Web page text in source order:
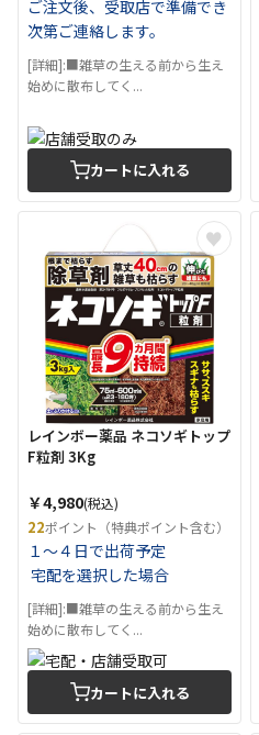
ご注文後、受取店で準備でき
次第ご連絡します。
[詳細]:■雑草の生える前から生え
始めに散布してく...
カートに入れる
レインボー薬品 ネコソギトップ
F粒剤 3Kg
￥4,980(税込)
22ポイント（特典ポイント含む）
１～４日で出荷予定
宅配を選択した場合
[詳細]:■雑草の生える前から生え
始めに散布してく...
カートに入れる